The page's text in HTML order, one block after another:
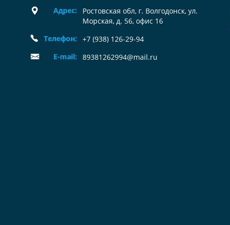
Адрес:
Ростовская обл, г. Волгодонск, ул.
Морская, д. 56, офис 16
Телефон:
+7 (938) 126-29-94
E-mail:
89381262994@mail.ru